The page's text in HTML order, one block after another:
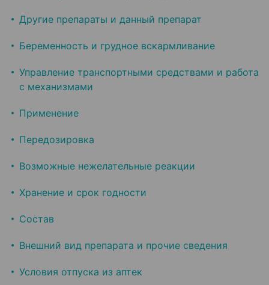
Другие препараты и данный препарат
Беременность и грудное вскармливание
Управление транспортными средствами и работа
с механизмами
Применение
Передозировка
Возможные нежелательные реакции
Хранение и срок годности
Состав
Внешний вид препарата и прочие сведения
Условия отпуска из аптек